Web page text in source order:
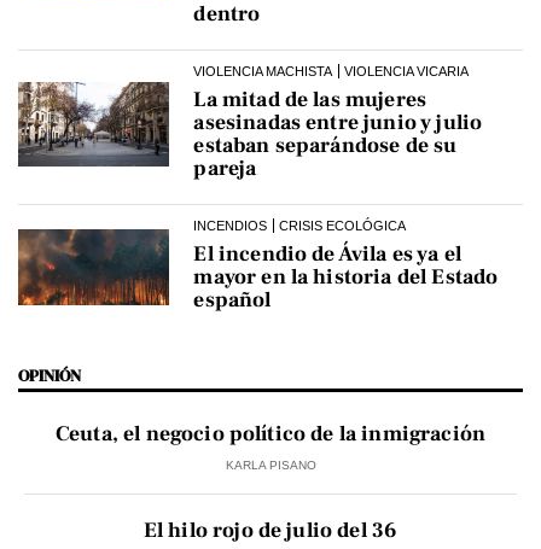
dentro
VIOLENCIA MACHISTA VIOLENCIA VICARIA
La mitad de las mujeres
asesinadas entre junio y julio
estaban separándose de su
pareja
INCENDIOS CRISIS ECOLÓGICA
El incendio de Ávila es ya el
mayor en la historia del Estado
español
OPINIÓN
Ceuta, el negocio político de la inmigración
KARLA PISANO
El hilo rojo de julio del 36